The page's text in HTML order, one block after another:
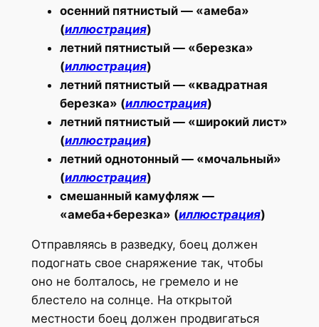
осенний пятнистый — «амеба»
(иллюстрация)
летний пятнистый — «березка»
(иллюстрация)
летний пятнистый — «квадратная
березка» (иллюстрация)
летний пятнистый — «широкий лист»
(иллюстрация)
летний однотонный — «мочальный»
(иллюстрация)
смешанный камуфляж —
«амеба+березка» (иллюстрация)
Отправляясь в разведку, боец должен
подогнать свое снаряжение так, чтобы
оно не болталось, не гремело и не
блестело на солнце. На открытой
местности боец должен продвигаться